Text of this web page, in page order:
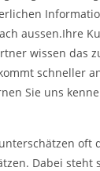
aussen.Ihre
wissen das
schneller
Sie uns
oft
Dabei